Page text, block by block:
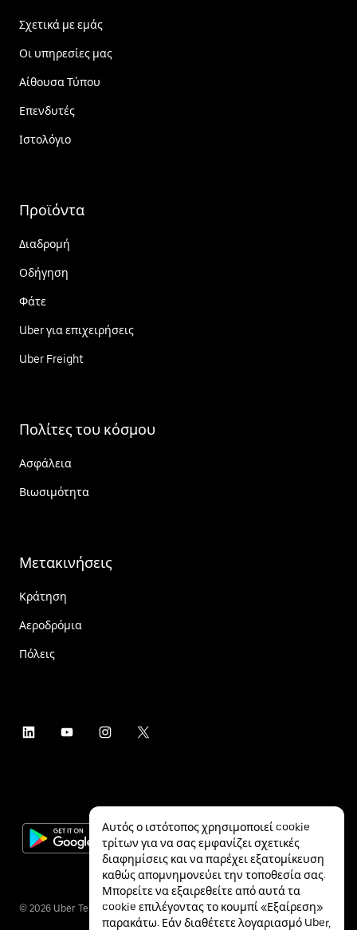
Σχετικά με εμάς
Οι υπηρεσίες μας
Αίθουσα Τύπου
Επενδυτές
Ιστολόγιο
Προϊόντα
Διαδρομή
Οδήγηση
Φάτε
Uber για επιχειρήσεις
Uber Freight
Πολίτες του κόσμου
Ασφάλεια
Βιωσιμότητα
Μετακινήσεις
Κράτηση
Αεροδρόμια
Πόλεις
© 2026 Uber Technologies Inc.
Αυτός ο ιστότοπος χρησιμοποιεί cookie
τρίτων για να σας εμφανίζει σχετικές
διαφημίσεις και να παρέχει εξατομίκευση
καθώς απομνημονεύει την τοποθεσία σας.
Μπορείτε να εξαιρεθείτε από αυτά τα
cookie επιλέγοντας το κουμπί «Εξαίρεση»
παρακάτω. Εάν διαθέτετε λογαριασμό Uber,